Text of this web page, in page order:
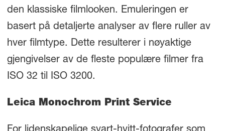
den klassiske filmlooken. Emuleringen er
basert på detaljerte analyser av flere ruller av
hver filmtype. Dette resulterer i nøyaktige
gjengivelser av de fleste populære filmer fra
ISO 32 til ISO 3200.
Leica Monochrom Print Service